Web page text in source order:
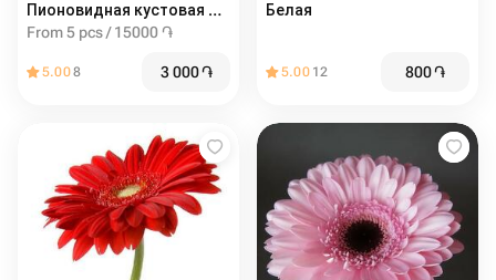
Пионовидная кустовая Роза Madam Bombastic штучно (от 5 шт)
From 5 pcs / 15000 ֏
5.008 3 000֏
Белая
5.00 12 800֏